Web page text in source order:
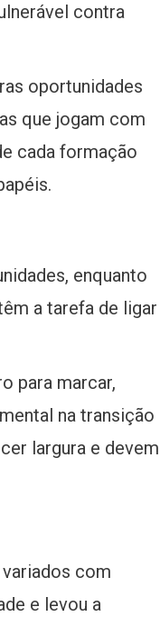
contra
oportunidades
que jogam com
cada formação
enquanto
a tarefa de ligar
para marcar,
na transição
largura e devem
com
e levou a